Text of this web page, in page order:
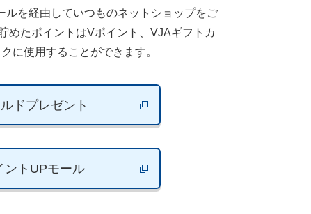
ルを経由していつものネットショップをご
めたポイントはVポイント、VJAギフトカ
に使用することができます。
ドプレゼント 新しいウィンドウで開きます
ントUPモール 新しいウィンドウで開きます